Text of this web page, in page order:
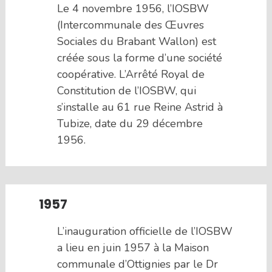
Le 4 novembre 1956, l’IOSBW
(Intercommunale des Œuvres
Sociales du Brabant Wallon) est
créée sous la forme d’une société
coopérative. L’Arrêté Royal de
Constitution de l’IOSBW, qui
s’installe au 61 rue Reine Astrid à
Tubize, date du 29 décembre
1956.
1957
L’inauguration officielle de l’IOSBW
a lieu en juin 1957 à la Maison
communale d’Ottignies par le Dr